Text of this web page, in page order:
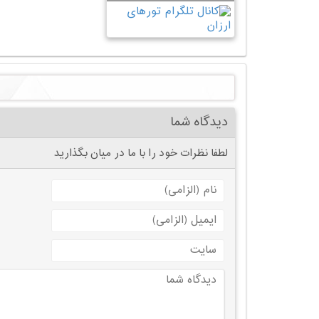
دیدگاه شما
لطفا نظرات خود را با ما در میان بگذارید